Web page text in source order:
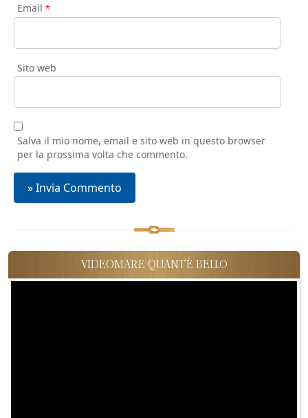
Email *
Sito web
Salva il mio nome, email e sito web in questo browser
per la prossima volta che commento.
VIDEOMARE QUANT'È BELLO